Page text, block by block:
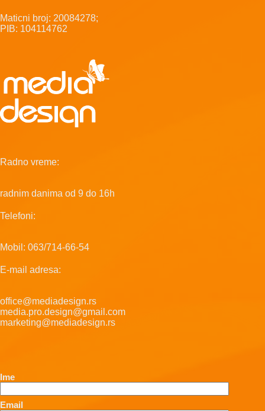
Maticni broj: 20084278;
PIB: 104114762
Radno vreme:
radnim danima od 9 do 16h
Telefoni:
Mobil: 063/714-66-54
E-mail adresa:
office@mediadesign.rs
media.pro.design@gmail.com
marketing@mediadesign.rs
Ime
Email